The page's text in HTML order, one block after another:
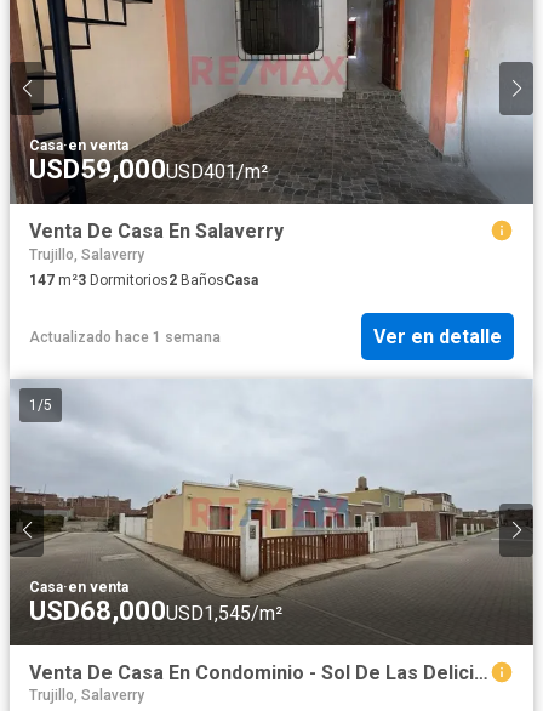
Casa·en venta
USD59,000USD401/m²
Venta De Casa En Salaverry
Trujillo, Salaverry
147 m²3 Dormitorios2 BañosCasa
Actualizado hace 1 semana Ver en detalle
1 /5
Casa·en venta
USD68,000USD1,545/m²
Venta De Casa En Condominio - Sol De Las Delicias Ii
Trujillo, Salaverry